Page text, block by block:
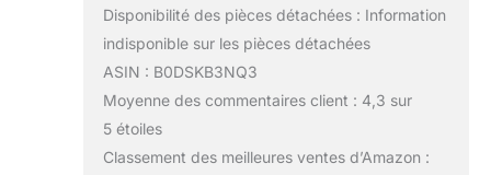
Disponibilité des pièces détachées : Information
indisponible sur les pièces détachées
ASIN : B0DSKB3NQ3
Moyenne des commentaires client : 4,3 sur
5 étoiles
Classement des meilleures ventes d’Amazon :